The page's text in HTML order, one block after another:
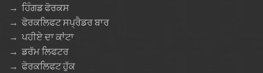
→ ਹਿੰਗਡ ਫੋਰਕਸ
→ ਫੋਰਕਲਿਫਟ ਸਪ੍ਰੈਡਰ ਬਾਰ
→ ਪਹੀਏ ਦਾ ਕਾਂਟਾ
→ ਡਰੱਮ ਲਿਫਟਰ
→ ਫੋਰਕਲਿਫਟ ਹੁੱਕ